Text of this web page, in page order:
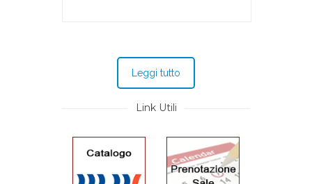
Leggi tutto
Link Utili